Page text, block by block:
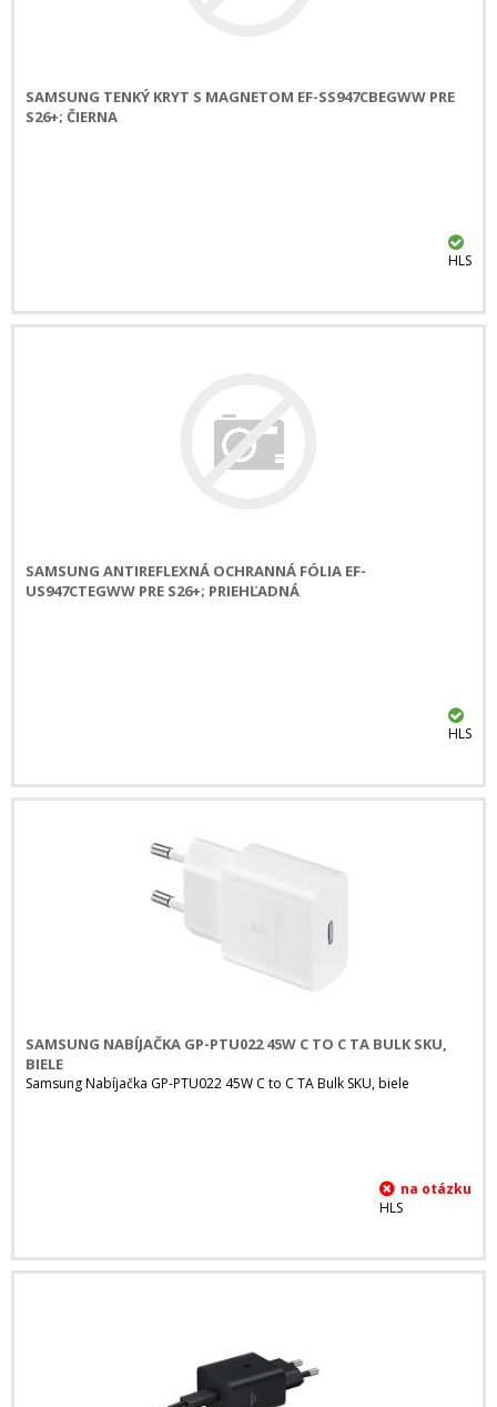
SAMSUNG TENKÝ KRYT S MAGNETOM EF-SS947CBEGWW PRE
S26+; ČIERNA
HLS
SAMSUNG ANTIREFLEXNÁ OCHRANNÁ FÓLIA EF-
US947CTEGWW PRE S26+; PRIEHĽADNÁ
HLS
SAMSUNG NABÍJAČKA GP-PTU022 45W C TO C TA BULK SKU,
BIELE
Samsung Nabíjačka GP-PTU022 45W C to C TA Bulk SKU, biele
HLS